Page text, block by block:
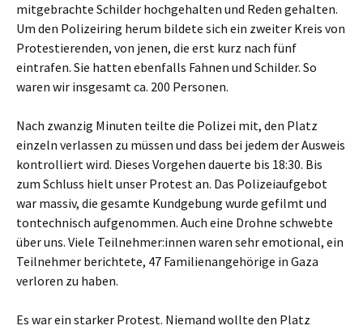
mitgebrachte Schilder hochgehalten und Reden gehalten.
Um den Polizeiring herum bildete sich ein zweiter Kreis von
Protestierenden, von jenen, die erst kurz nach fünf
eintrafen. Sie hatten ebenfalls Fahnen und Schilder. So
waren wir insgesamt ca. 200 Personen.
Nach zwanzig Minuten teilte die Polizei mit, den Platz
einzeln verlassen zu müssen und dass bei jedem der Ausweis
kontrolliert wird. Dieses Vorgehen dauerte bis 18:30. Bis
zum Schluss hielt unser Protest an. Das Polizeiaufgebot
war massiv, die gesamte Kundgebung wurde gefilmt und
tontechnisch aufgenommen. Auch eine Drohne schwebte
über uns. Viele Teilnehmer:innen waren sehr emotional, ein
Teilnehmer berichtete, 47 Familienangehörige in Gaza
verloren zu haben.
Es war ein starker Protest. Niemand wollte den Platz